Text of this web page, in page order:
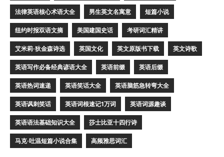
法律英语核心术语大全 男生英文名寓意 短篇小说
纽约时报双语文摘 美国建国史话 考研词汇精讲
艾米莉·狄金森诗选 英国文化 英文原版书下载 英文诗歌
英语写作必备经典谚语大全 英语前缀 英语后缀
英语热词速递 英语笑话大全 英语脑筋急转弯大全
英语讽刺笑话 英语词根速记1万词 英语词源趣谈
英语语法基础知识大全 莎士比亚十四行诗
马克·吐温短篇小说合集 高频雅思词汇